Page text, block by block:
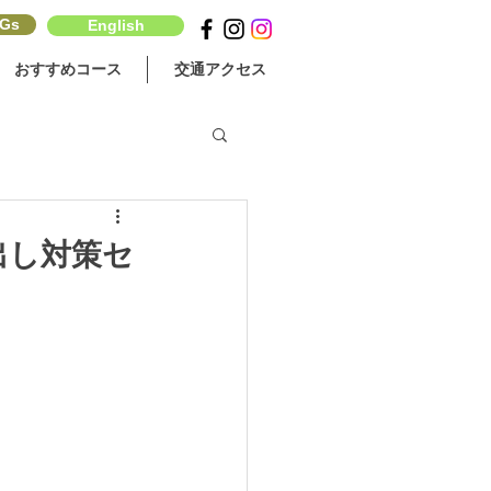
English
おすすめコース 交通アクセス
対策セ